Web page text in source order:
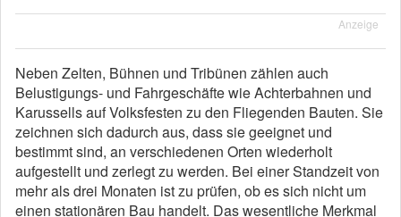
Anzeige
Neben Zelten, Bühnen und Tribünen zählen auch
Belustigungs- und Fahrgeschäfte wie Achterbahnen und
Karussells auf Volksfesten zu den Fliegenden Bauten. Sie
zeichnen sich dadurch aus, dass sie geeignet und
bestimmt sind, an verschiedenen Orten wiederholt
aufgestellt und zerlegt zu werden. Bei einer Standzeit von
mehr als drei Monaten ist zu prüfen, ob es sich nicht um
einen stationären Bau handelt. Das wesentliche Merkmal